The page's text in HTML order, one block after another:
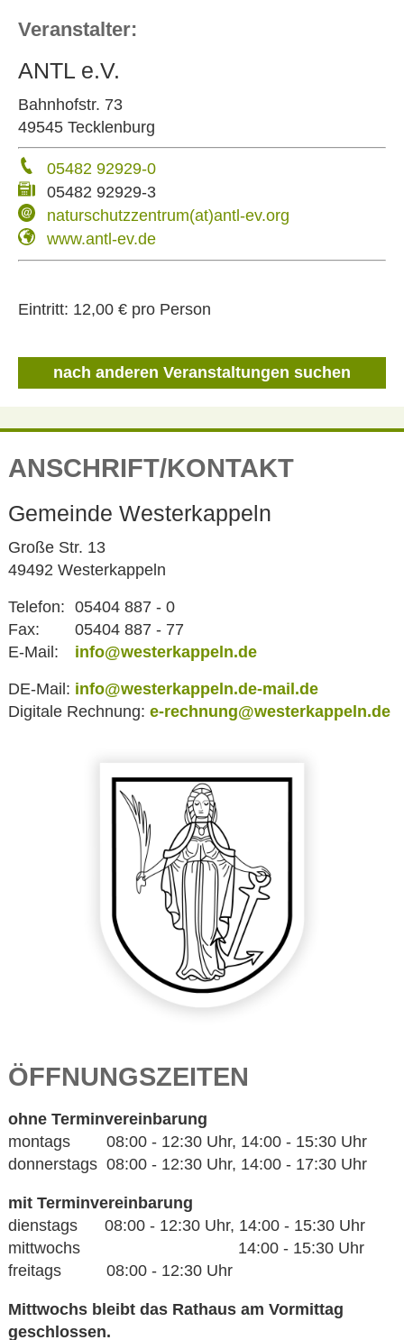
nach anderen Veranstaltungen suchen
Veranstalter:
ANTL e.V.
Bahnhofstr. 73
49545 Tecklenburg
05482 92929-0
05482 92929-3
naturschutzzentrum(at)antl-ev.org
www.antl-ev.de
Eintritt: 12,00 € pro Person
ANSCHRIFT/KONTAKT
Gemeinde Westerkappeln
Große Str. 13
49492 Westerkappeln
Telefon: 05404 887 - 0
Fax:
05404 887 - 77
E-Mail:
info@westerkappeln.de
DE-Mail: info@westerkappeln.de-mail.de
Digitale Rechnung: e-rechnung@westerkappeln.de
ÖFFNUNGSZEITEN
ohne Terminvereinbarung
montags 08:00 - 12:30 Uhr, 14:00 - 15:30 Uhr
donnerstags 08:00 - 12:30 Uhr, 14:00 - 17:30 Uhr
mit Terminvereinbarung
dienstags 08:00 - 12:30 Uhr, 14:00 - 15:30 Uhr
mittwochs 14:00 - 15:30 Uhr
freitags 08:00 - 12:30 Uhr
Mittwochs bleibt das Rathaus am Vormittag
geschlossen.